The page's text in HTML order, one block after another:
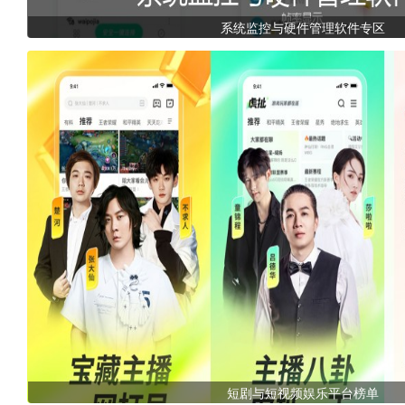
系统监控与硬件管理软件专区
短剧与短视频娱乐平台榜单